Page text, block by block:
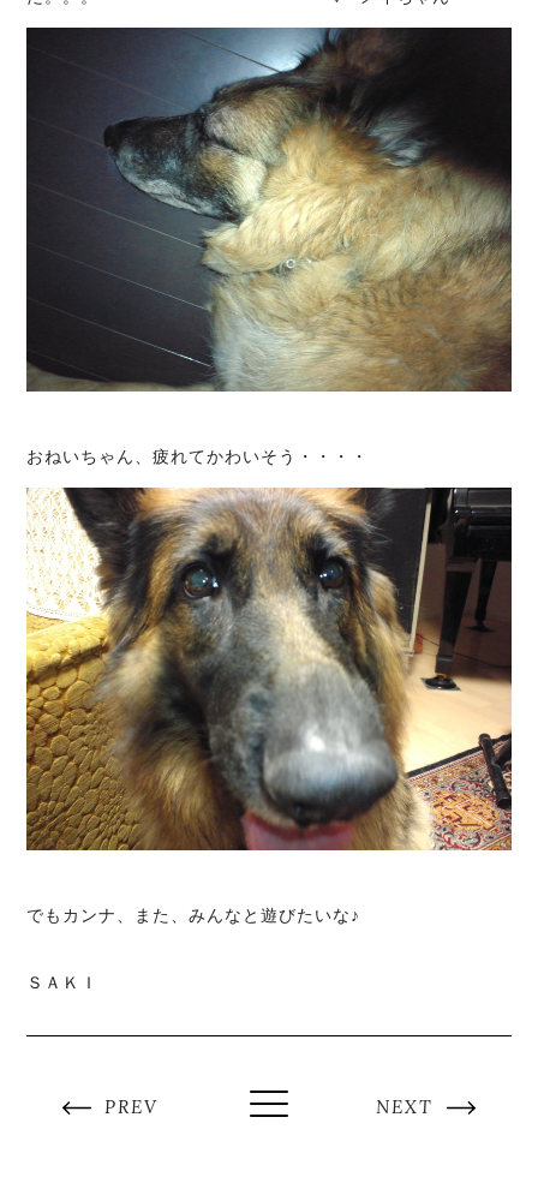
おねいちゃん、疲れてかわいそう・・・・
でもカンナ、また、みんなと遊びたいな♪
ＳＡＫＩ
PREV NEXT